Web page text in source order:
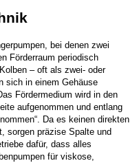
bei denen zwei
Förderraum periodisch
– oft als zwei- oder
sich in einem Gehäuse
Fördermedium wird in den
aufgenommen und entlang
Da es keinen direkten
sorgen präzise Spalte und
dafür, dass alles
für viskose,